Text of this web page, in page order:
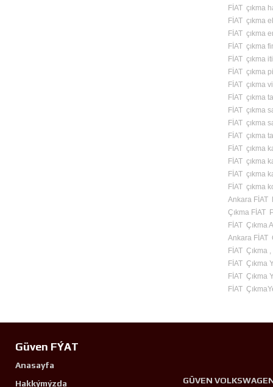
FİAT çıkma
FİAT çıkma
FİAT çıkma
FİAT çıkma
FİAT çıkma
FİAT çıkma
FİAT çıkma
FİAT çıkma
FİAT çıkma
FİAT çıkma
FİAT çıkma
FİAT çıkma
FİAT çıkma
FİAT çıkma
FİAT çıkma
Ankara FİAT
Çıkma FİAT
FİAT Çıkma
Ankara FİAT
FİAT Çıkma ,
FİAT Çıkma
FİAT Çıkma
FİAT
Güven FÝAT
Anasayfa
Hakkýmýzda
GÜVEN